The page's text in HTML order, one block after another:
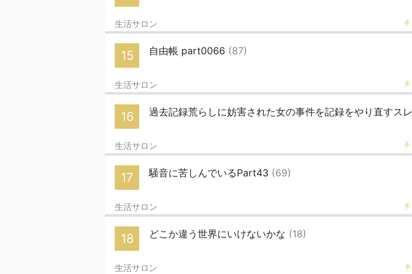
生活サロン
15 自由帳 part0066 (87)
生活サロン
16 過去記録荒らしに妨害された女の事件を記録をやり直すスレ
生活サロン
17 騒音に苦しんでいるPart43 (69)
生活サロン
18 どこか違う世界にいけないかな (18)
生活サロン